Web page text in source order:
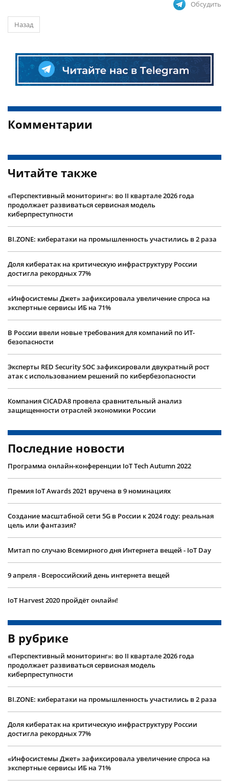
Обсудить
Назад
Комментарии
Читайте также
«Перспективный мониторинг»: во II квартале 2026 года
продолжает развиваться сервисная модель
киберпреступности
BI.ZONE: кибератаки на промышленность участились в 2 раза
Доля кибератак на критическую инфраструктуру России
достигла рекордных 77%
«Инфосистемы Джет» зафиксировала увеличение спроса на
экспертные сервисы ИБ на 71%
В России ввели новые требования для компаний по ИТ-
безопасности
Эксперты RED Security SOC зафиксировали двукратный рост
атак с использованием решений по кибербезопасности
Компания CICADA8 провела сравнительный анализ
защищенности отраслей экономики России
Последние новости
Программа онлайн-конференции IoT Tech Autumn 2022
Премия IoT Awards 2021 вручена в 9 номинациях
Создание масштабной сети 5G в России к 2024 году: реальная
цель или фантазия?
Митап по случаю Всемирного дня Интернета вещей - IoT Day
9 апреля - Всероссийский день интернета вещей
IoT Harvest 2020 пройдёт онлайн!
В рубрике
«Перспективный мониторинг»: во II квартале 2026 года
продолжает развиваться сервисная модель
киберпреступности
BI.ZONE: кибератаки на промышленность участились в 2 раза
Доля кибератак на критическую инфраструктуру России
достигла рекордных 77%
«Инфосистемы Джет» зафиксировала увеличение спроса на
экспертные сервисы ИБ на 71%